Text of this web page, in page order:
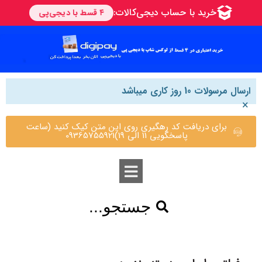
ارسال مرسولات 10 روز کاری میباشد
×
برای دریافت کد رهگیری روی این متن کیک کنید (ساعت
پاسخگویی 11 الی 19)09365755921
جستجو...